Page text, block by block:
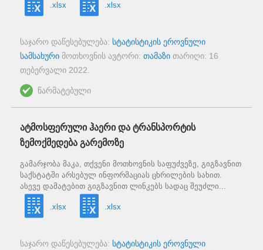
.xlsx .xlsx
საჯარო დაწესებულება: სტატისტიკის ეროვნული
სამსახური მოთხოვნის ავტორი: თამაზი თარიღი: 16
თებერვალი 2022
წარმატებული
ატმოსფერული ჰაერი და ტრანსპორტის
ზემოქმედება გარემოზე
გამარჯობა მაკა, თქვენი მოთხოვნის საფუძვეზე, გიგზავნით
საქსტატში არსებულ ინფორმაციას ცხრილების სახით.
ასევე დამატებით გიგზავნით ლინკებს სადაც შეუძლი...
.xlsx .xlsx
საჯარო დაწესებულება: სტატისტიკის ეროვნული